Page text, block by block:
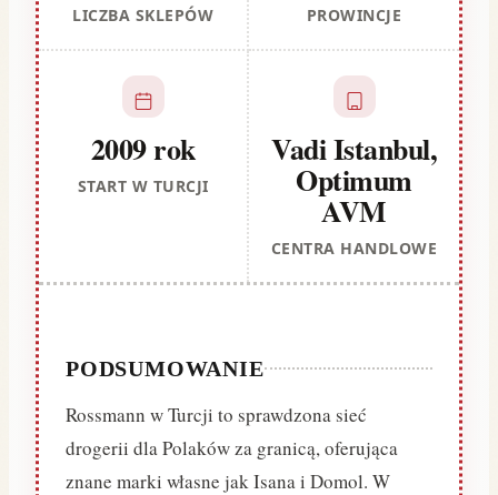
LICZBA SKLEPÓW PROWINCJE
2009 rok
START W TURCJI
Vadi Istanbul,
Optimum
AVM
CENTRA HANDLOWE
PODSUMOWANIE
Rossmann w Turcji to sprawdzona sieć
drogerii dla Polaków za granicą, oferująca
znane marki własne jak Isana i Domol. W